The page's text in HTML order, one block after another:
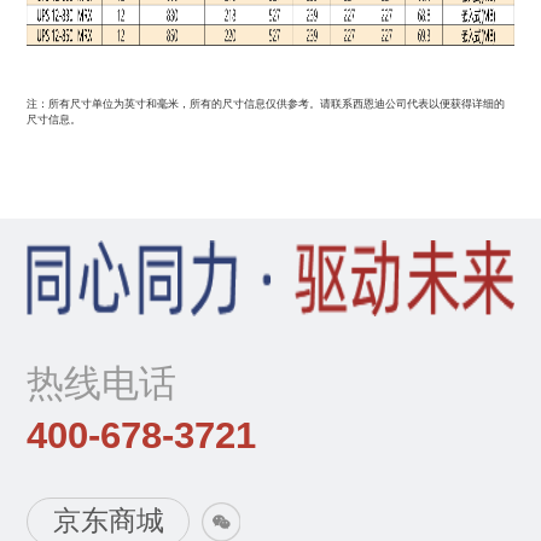
注：所有尺寸单位为英寸和毫米，所有的尺寸信息仅供参考。请联系西恩迪公司代表以便获得详细的
尺寸信息。
热线电话
400-678-3721
京东商城